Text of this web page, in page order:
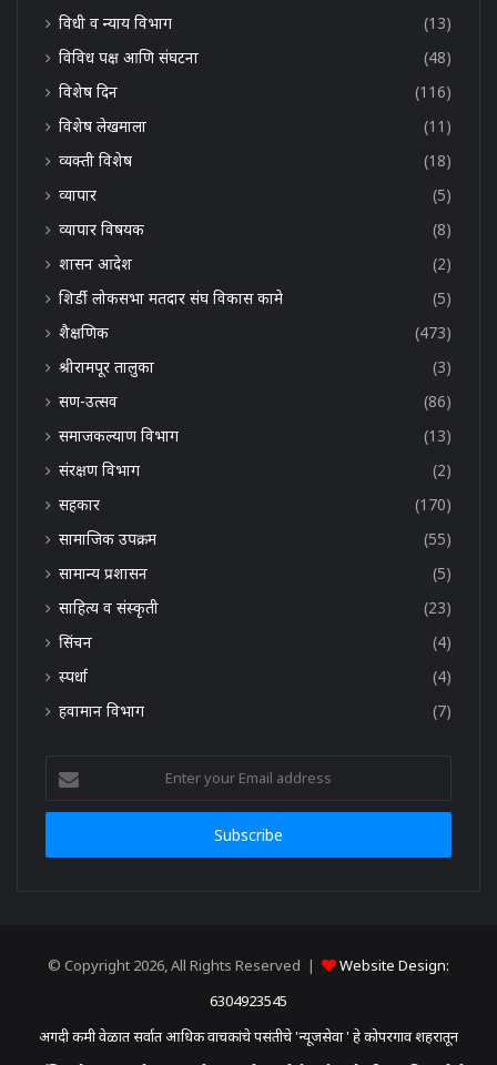
विधी व न्याय विभाग
(13)
विविध पक्ष आणि संघटना
(48)
विशेष दिन
(116)
विशेष लेखमाला
(11)
व्यक्ती विशेष
(18)
व्यापार
(5)
व्यापार विषयक
(8)
शासन आदेश
(2)
शिर्डी लोकसभा मतदार संघ विकास कामे
(5)
शैक्षणिक
(473)
श्रीरामपूर तालुका
(3)
सण-उत्सव
(86)
समाजकल्याण विभाग
(13)
संरक्षण विभाग
(2)
सहकार
(170)
सामाजिक उपक्रम
(55)
सामान्य प्रशासन
(5)
साहित्य व संस्कृती
(23)
सिंचन
(4)
स्पर्धा
(4)
हवामान विभाग
(7)
your
Email
© Copyright 2026, All Rights Reserved |
Website Design:
6304923545
अगदी कमी वेळात सर्वात आधिक वाचकांचे पसंतीचे 'न्यूजसेवा ' हे कोपरगाव शहरातून